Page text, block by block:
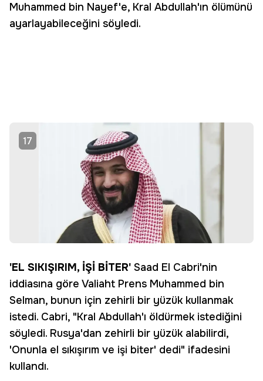
Muhammed bin Nayef'e, Kral Abdullah'ın ölümünü
ayarlayabileceğini söyledi.
17
'EL SIKIŞIRIM, İŞİ BİTER' Saad El Cabri'nin
iddiasına göre Valiaht Prens Muhammed bin
Selman, bunun için zehirli bir yüzük kullanmak
istedi. Cabri, "Kral Abdullah'ı öldürmek istediğini
söyledi. Rusya'dan zehirli bir yüzük alabilirdi,
'Onunla el sıkışırım ve işi biter' dedi" ifadesini
kullandı.